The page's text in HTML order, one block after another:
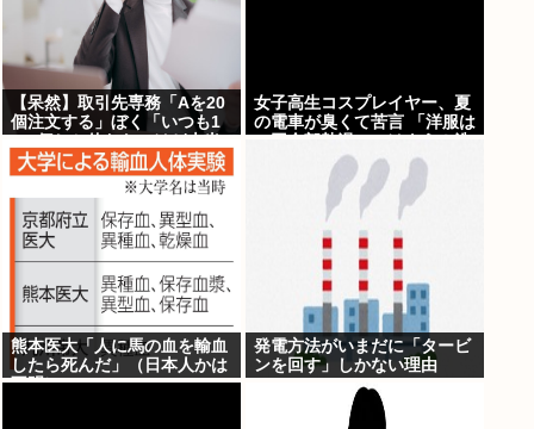
【呆然】取引先専務「Aを20
個注文する」ぼく「いつも1
に20であってる？」取専「あ
ってる」⇒結果！
女子高生コスプレイヤー、夏
の電車が臭くて苦言 「洋服は
濯機はキッチンハイター薄め
た水で一回まわそう！」
熊本医大「人に馬の血を輸血
したら死んだ」（日本人かは
不明）
発電方法がいまだに「タービ
ンを回す」しかない理由